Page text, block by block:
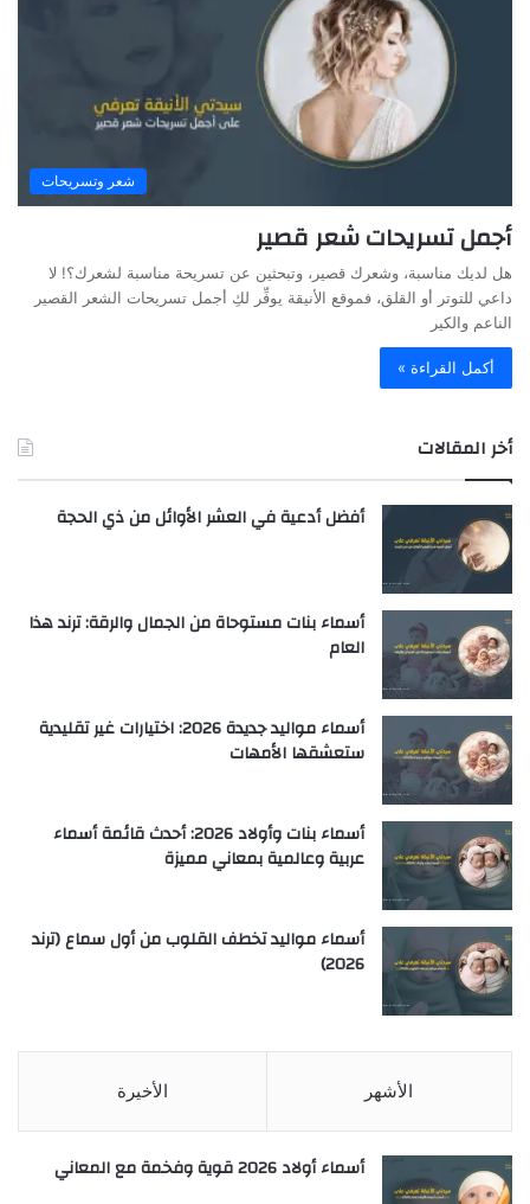
شعر وتسريحات
أجمل تسريحات شعر قصير
هل لديك مناسبة، وشعرك قصير، وتبحثين عن تسريحة مناسبة لشعرك؟! لا
داعي للتوتر أو القلق، فموقع الأنيقة يوفِّر لكِ أجمل تسريحات الشعر القصير
الناعم والكير
أكمل القراءة »
أخر المقالات
أفضل أدعية في العشر الأوائل من ذي الحجة
أسماء بنات مستوحاة من الجمال والرقة: ترند هذا
العام
أسماء مواليد جديدة 2026: اختيارات غير تقليدية
ستعشقها الأمهات
أسماء بنات وأولاد 2026: أحدث قائمة أسماء
عربية وعالمية بمعاني مميزة
أسماء مواليد تخطف القلوب من أول سماع (ترند
2026)
الأشهر الأخيرة
أسماء أولاد 2026 قوية وفخمة مع المعاني